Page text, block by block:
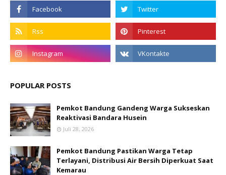
POPULAR POSTS
Pemkot Bandung Gandeng Warga Sukseskan
Reaktivasi Bandara Husein
Juli 28, 2026
Pemkot Bandung Pastikan Warga Tetap
Terlayani, Distribusi Air Bersih Diperkuat Saat
Kemarau